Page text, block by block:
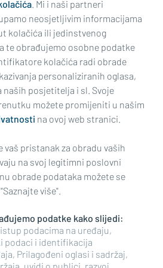
Politika privatnosti
Pritužbe Suradnici
. Mi i naši partneri
neosjetljivim informacijama
kolačića ili jedinstvenog
te obrađujemo osobne podatke
kolačića radi obrade
personaliziranih oglasa,
posjetitelja i sl. Svoje
možete promijeniti u našim
na ovoj web stranici.
vaš pristanak za obradu vaših
na svoj legitimni poslovni
obrade podataka možete se
više".
podatke kako slijedi:
podacima na uređaju,
podaci i identifikacija
Prilagođeni oglasi i sadržaj,